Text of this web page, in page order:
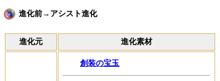
進化前→アシスト進化
進化元 進化素材
創装の宝玉